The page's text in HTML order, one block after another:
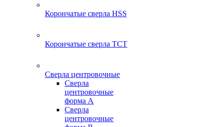
Корончатые сверла HSS
Корончатые сверла TCT
Сверла центровочные
Сверла
центровочные
форма A
Сверла
центровочные